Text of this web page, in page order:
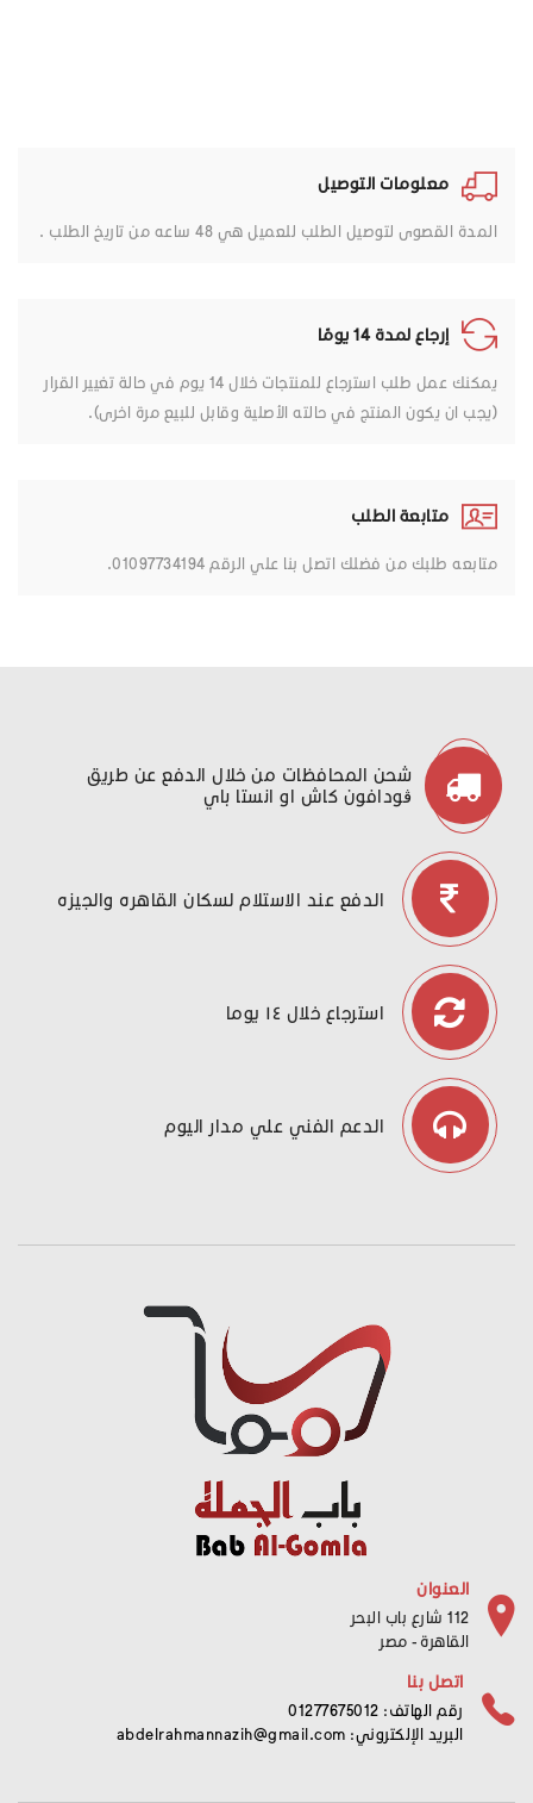
معلومات التوصيل
المدة القصوى لتوصيل الطلب للعميل هي 48 ساعه من تاريخ الطلب .
إرجاع لمدة 14 يومًا
يمكنك عمل طلب استرجاع للمنتجات خلال 14 يوم في حالة تغيير القرار
(يجب ان يكون المنتج في حالته الأصلية وقابل للبيع مرة اخرى).
متابعة الطلب
متابعه طلبك من فضلك اتصل بنا علي الرقم 01097734194.
شحن المحافظات من خلال الدفع عن طريق
ڤودافون كاش او انستا باي
الدفع عند الاستلام لسكان القاهره والجيزه
استرجاع خلال ١٤ يوما
الدعم الفني علي مدار اليوم
العنوان
112 شارع باب البحر
القاهرة - مصر
اتصل بنا
رقم الهاتف: 01277675012
البريد الإلكتروني: abdelrahmannazih@gmail.com